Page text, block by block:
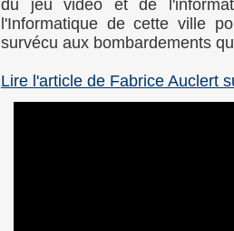
du jeu vidéo et de
l'Informatique de cette ville
survécu aux bombardements
Lire l'article de Fabrice Auclert